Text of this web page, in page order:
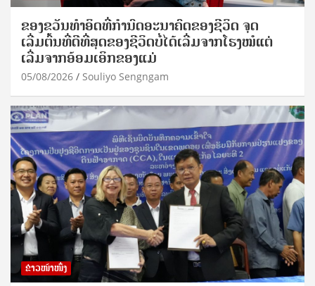
ຂອງຂວັນທໍາອິດທີ່ກໍານົດອະນາຄົດຂອງຊີວິດ ຈຸດ
ເລີ່ມຕົ້ນທີ່ດີທີ່ສຸດຂອງຊີວິດບໍ່ໄດ້ເລີ່ມຈາກໂຮງໝໍແຕ່
ເລີ່ມຈາກອ້ອມເອິກຂອງແມ່
05/08/2026 Souliyo Sengngam
ຂ່າວໜ້າໜຶ່ງ